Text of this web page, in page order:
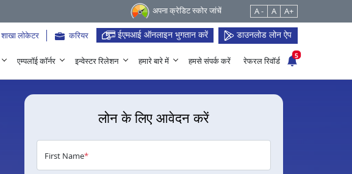
अपना क्रेडिट स्कोर जांचें A - A A+
शाखा लोकेटर करियर ईएमआई ऑनलाइन भुगतान करें डाउनलोड लोन ऐप
एम्पलॉई कॉर्नर इन्वेस्टर रिलेशन हमारे बारे में हमसे संपर्क करें रेफरल रिवॉर्ड
5
लोन के लिए आवेदन करें
First Name*